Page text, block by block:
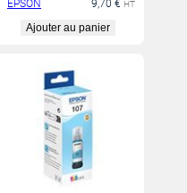
EPSON 9,70 € HT
Ajouter au panier